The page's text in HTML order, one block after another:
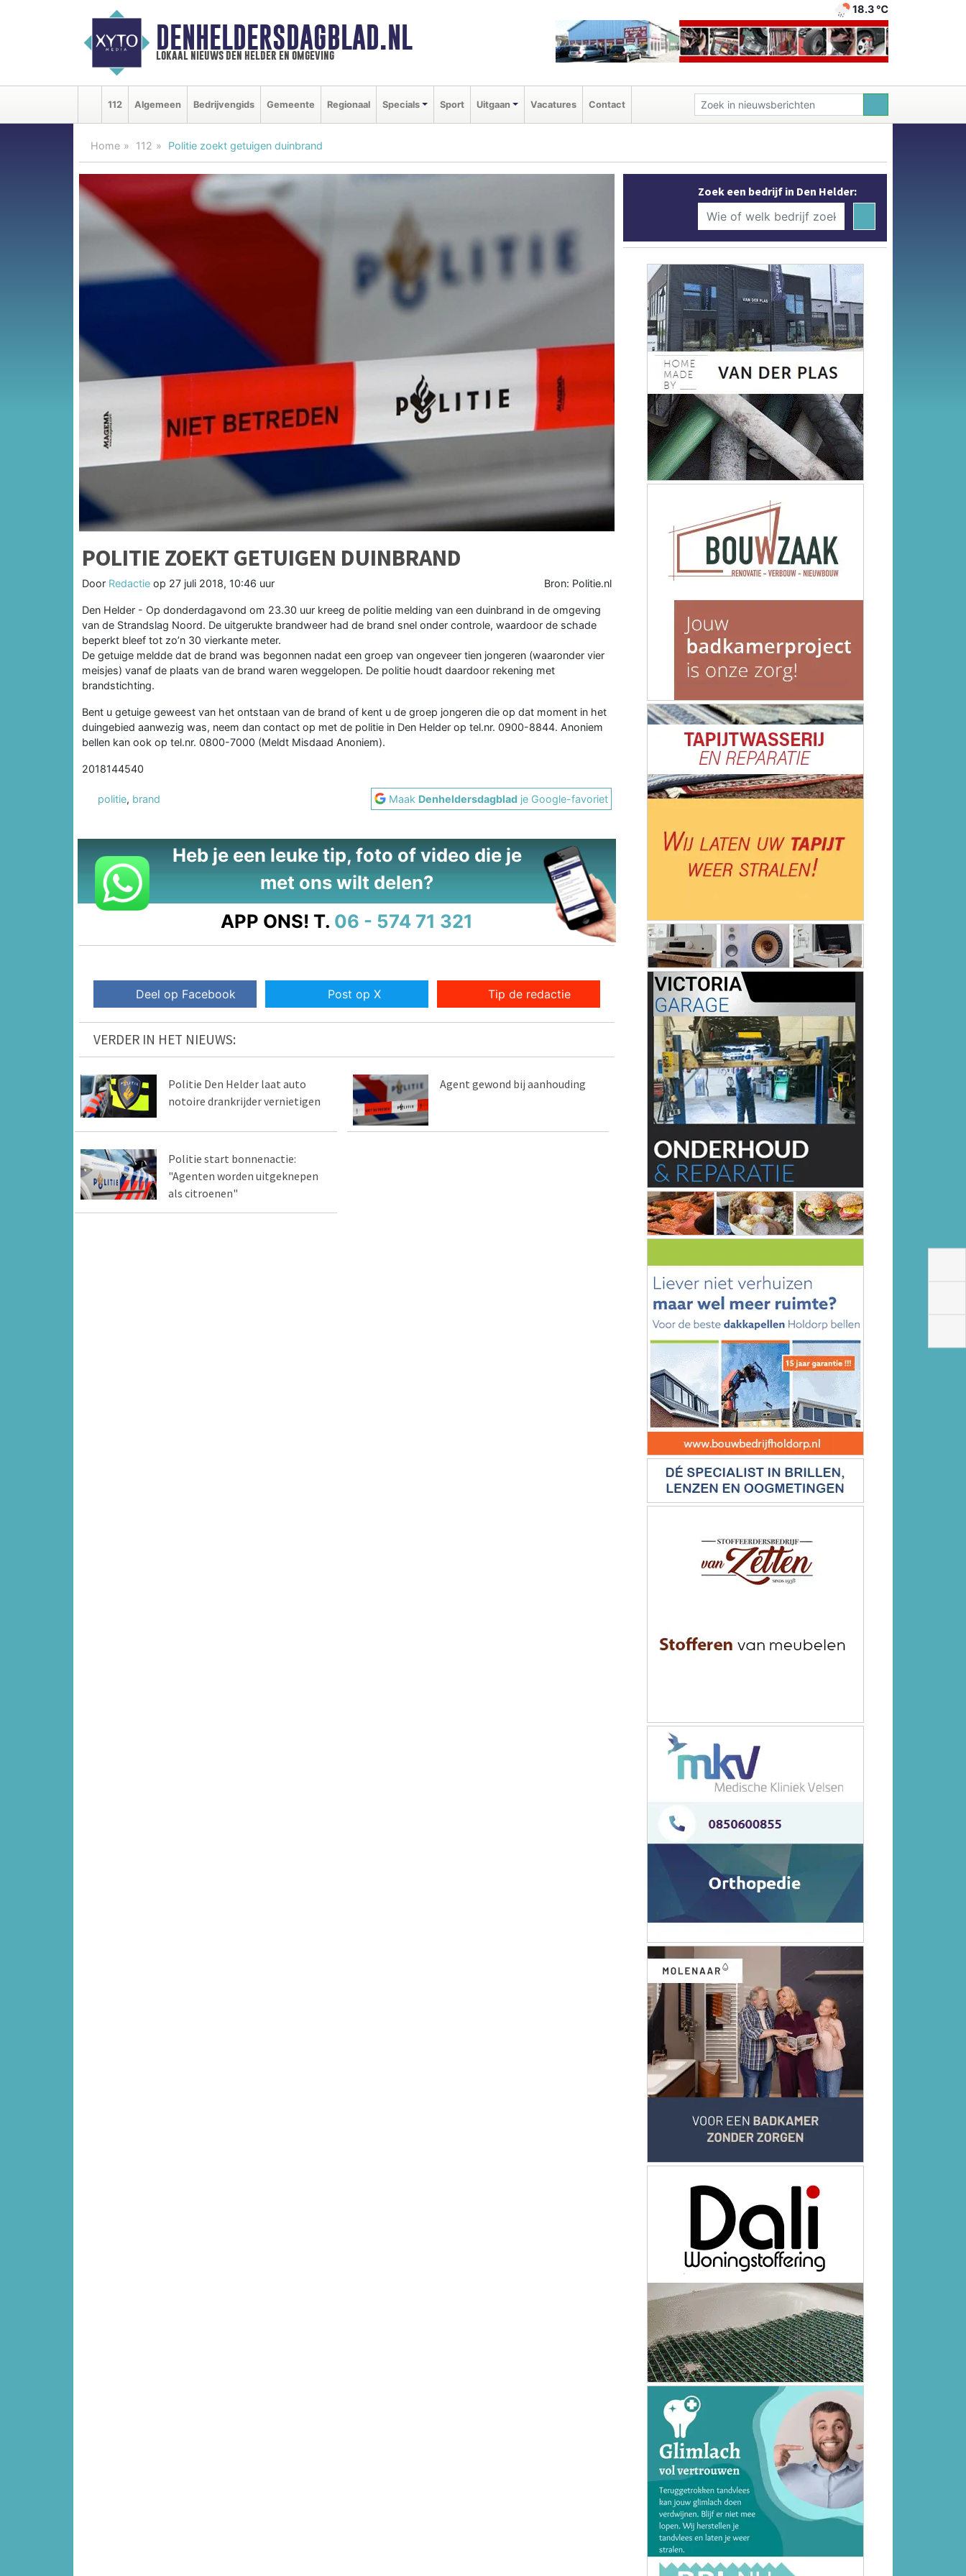
DENHELDERSDAGBLAD.NL
lokaal nieuws den helder en omgeving
18.3 ℃
112 Algemeen Bedrijvengids Gemeente Regionaal Specials Sport Uitgaan Vacatures Contact
Home 112 Politie zoekt getuigen duinbrand
POLITIE ZOEKT GETUIGEN DUINBRAND
Door Redactie op 27 juli 2018, 10:46 uur Bron: Politie.nl
Den Helder - Op donderdagavond om 23.30 uur kreeg de politie melding van een duinbrand in de omgeving
van de Strandslag Noord. De uitgerukte brandweer had de brand snel onder controle, waardoor de schade
beperkt bleef tot zo’n 30 vierkante meter.
De getuige meldde dat de brand was begonnen nadat een groep van ongeveer tien jongeren (waaronder vier
meisjes) vanaf de plaats van de brand waren weggelopen. De politie houdt daardoor rekening met
brandstichting.
Bent u getuige geweest van het ontstaan van de brand of kent u de groep jongeren die op dat moment in het
duingebied aanwezig was, neem dan contact op met de politie in Den Helder op tel.nr. 0900-8844. Anoniem
bellen kan ook op tel.nr. 0800-7000 (Meldt Misdaad Anoniem).
2018144540
politie, brand Maak Denheldersdagblad je Google-favoriet
Heb je een leuke tip, foto of video die je
met ons wilt delen?
APP ONS! T. 06 - 574 71 321
Deel op Facebook Post op X Tip de redactie
VERDER IN HET NIEUWS:
Politie Den Helder laat auto
notoire drankrijder vernietigen
Agent gewond bij aanhouding
Politie start bonnenactie:
"Agenten worden uitgeknepen
als citroenen"
Zoek een bedrijf in Den Helder: